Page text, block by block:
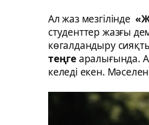
Ал жаз мезгілінде
студенттер жазғы
көгалдандыру
теңге аралығында.
келеді екен.